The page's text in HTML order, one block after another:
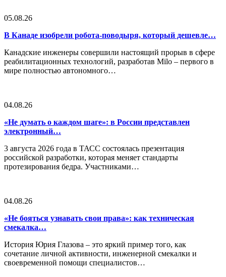
05.08.26
В Канаде изобрели робота-поводыря, который дешевле…
Канадские инженеры совершили настоящий прорыв в сфере
реабилитационных технологий, разработав Milo – первого в
мире полностью автономного…
04.08.26
«Не думать о каждом шаге»: в России представлен
электронный…
3 августа 2026 года в ТАСС состоялась презентация
российской разработки, которая меняет стандарты
протезирования бедра. Участниками…
04.08.26
«Не бояться узнавать свои права»: как техническая
смекалка…
История Юрия Глазова – это яркий пример того, как
сочетание личной активности, инженерной смекалки и
своевременной помощи специалистов…